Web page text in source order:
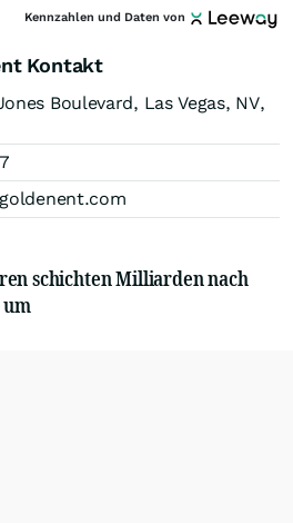
Kennzahlen und Daten von
Kontakt
Boulevard, Las Vegas, NV,
schichten Milliarden nach